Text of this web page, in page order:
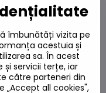
Adaugă la Coș
Adaugă la Coș
îmbunătăți vizita pe
acestuia și
sa. În acest
servicii terțe, iar
către parteneri din
„Accept all cookies",